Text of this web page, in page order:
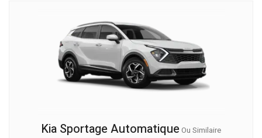
Kia Sportage AutomatiqueOu Similaire